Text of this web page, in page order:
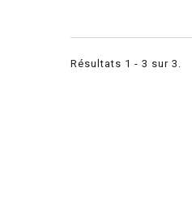
Résultats 1 - 3 sur 3.